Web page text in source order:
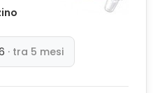
· tra 5 mesi